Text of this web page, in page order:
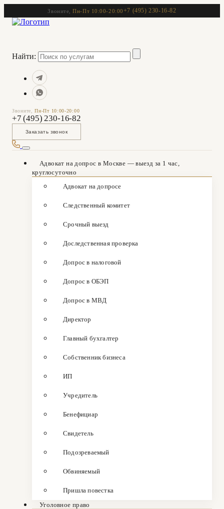
Звоните,Пн-Пт 10:00-20:00+7 (495) 230-16-82
Найти:
Звоните,Пн-Пт 10:00-20:00
+7 (495) 230-16-82
Заказать звонок
Адвокат на допрос в Москве — выезд за 1 час,
круглосуточно
Адвокат на допросе
Следственный комитет
Срочный выезд
Доследственная проверка
Допрос в налоговой
Допрос в ОБЭП
Допрос в МВД
Директор
Главный бухгалтер
Собственник бизнеса
ИП
Учредитель
Бенефициар
Свидетель
Подозреваемый
Обвиняемый
Пришла повестка
Уголовное право